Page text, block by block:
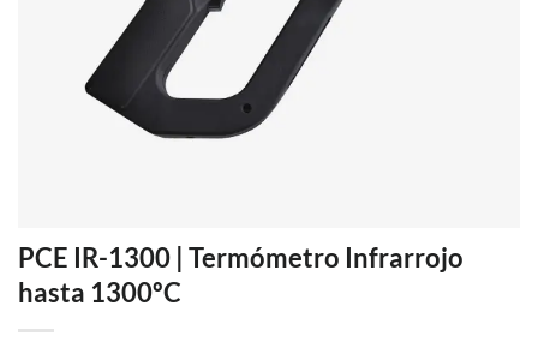
PCE IR-1300 | Termómetro Infrarrojo
hasta 1300ºC